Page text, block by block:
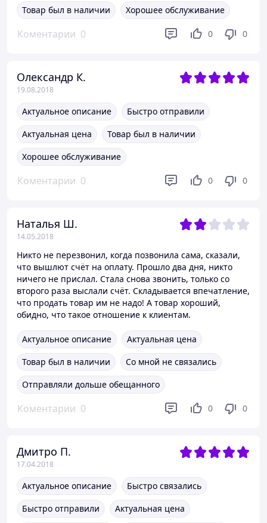
Товар был в наличии
Хорошее обслуживание
Коментарии 0 0 0
Олександр К.
19.08.2018
Актуальное описание
Быстро отправили
Актуальная цена
Товар был в наличии
Хорошее обслуживание
Коментарии 0 0 0
Наталья Ш.
14.05.2018
Никто не перезвонил, когда позвонила сама, сказали,
что вышлют счёт на оплату. Прошло два дня, никто
ничего не прислал. Стала снова звонить, только со
второго раза выслали счёт. Складывается впечатление,
что продать товар им не надо! А товар хороший,
обидно, что такое отношение к клиентам.
Актуальное описание
Актуальная цена
Товар был в наличии
Со мной не связались
Отправляли дольше обещанного
Коментарии 0 0 0
Дмитро П.
17.04.2018
Актуальное описание
Быстро связались
Быстро отправили
Актуальная цена